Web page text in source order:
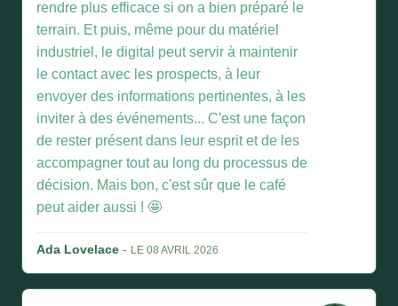
rendre plus efficace si on a bien préparé le
terrain. Et puis, même pour du matériel
industriel, le digital peut servir à maintenir
le contact avec les prospects, à leur
envoyer des informations pertinentes, à les
inviter à des événements... C'est une façon
de rester présent dans leur esprit et de les
accompagner tout au long du processus de
décision. Mais bon, c'est sûr que le café
peut aider aussi ! 🤩
Ada Lovelace - LE 08 AVRIL 2026